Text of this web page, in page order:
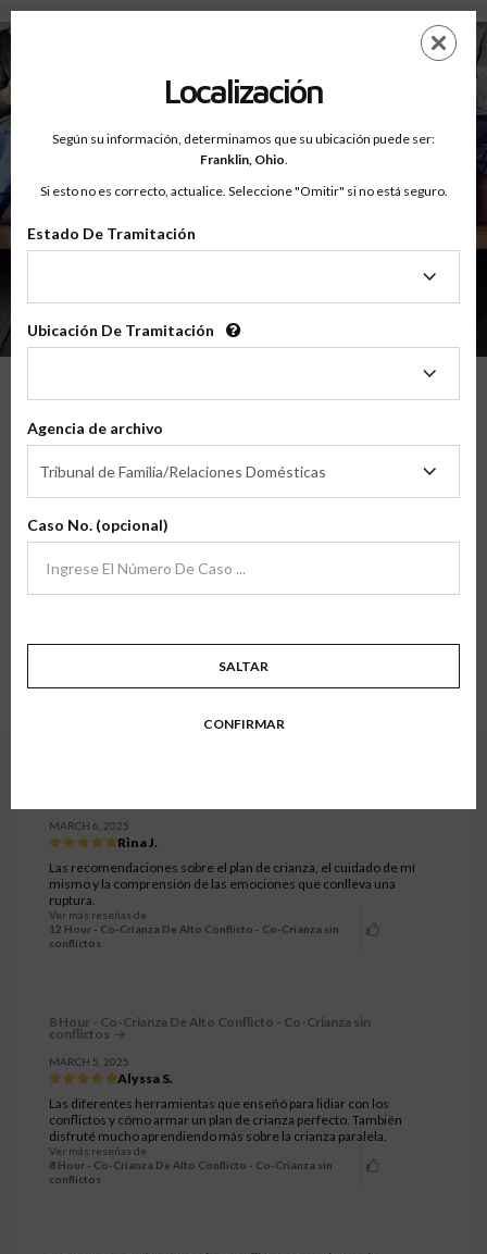
Testimonios - Court Ordered Program
Saltar
contenido
principal
EN
Decir
Aquí encontrará testimonios de familias que han tomado una de nuestras
MARCH 6, 2025
Rina J.
Las recomendaciones sobre el plan de crianza, el cuidado de mí
mismo y la comprensión de las emociones que conlleva una
ruptura.
Ver más reseñas de
12 Hour - Co-Crianza De Alto Conflicto - Co-Crianza sin
conflictos
8 Hour - Co-Crianza De Alto Conflicto - Co-Crianza sin
conflictos
MARCH 5, 2025
Alyssa S.
Las diferentes herramientas que enseñó para lidiar con los
conflictos y cómo armar un plan de crianza perfecto. También
disfruté mucho aprendiendo más sobre la crianza paralela.
Ver más reseñas de
8 Hour - Co-Crianza De Alto Conflicto - Co-Crianza sin
conflictos
Localización
Según su información, determinamos que su ubicación puede ser:
Franklin, Ohio.
Si esto no es correcto, actualice. Seleccione "Omitir" si no está seguro.
Estado De Tramitación
Tramitación
Ubicación De Tramitación
Tramitación
Agencia de archivo
Tribunal de Familia/Relaciones Domésticas
de
archivo
Caso No. (opcional)
SALTAR
CONFIRMAR